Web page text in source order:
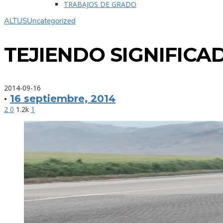
TRABAJOS DE GRADO
ALTUSUncategorized
TEJIENDO
2014-09-16
· 16 septiembre, 2014
2 0 1.2k 1